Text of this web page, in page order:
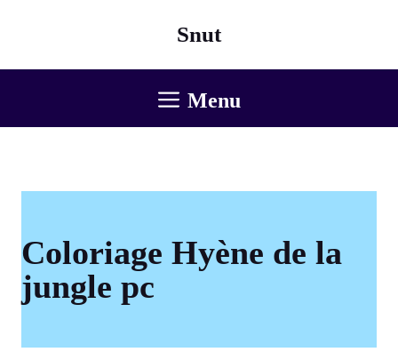
Snut
Menu
Coloriage Hyène de la
jungle pc